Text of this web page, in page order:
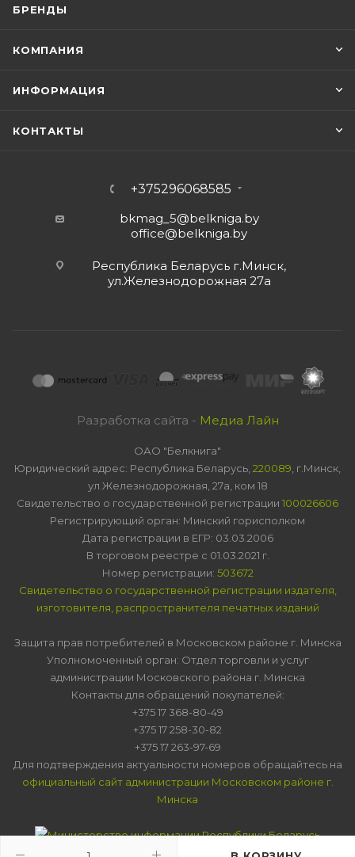
БРЕНДЫ
КОМПАНИЯ
ИНФОРМАЦИЯ
КОНТАКТЫ
+375296068585
bkmag_5@belkniga.by
office@belkniga.by
Республика Беларусь г.Минск,
ул.Железнодорожная 27а
Разработка сайта - Медиа Лайн
ОАО "Белкнига"
Юридический адрес: Республика Беларусь, 220089 , г.Минск,
ул.Железнодорожная, 27а, ком 18
Свидетельство о государственной регистрации 100026606
Регистрирующий орган: Минский горисполком
Дата регистрации в ЕГР: 03.03.2006
В торговом реестре с 01.03.2021 г.
Номер регистрации: 503672
Свидетельство о государственной регистрации издателя,
изготовителя, распространителя печатных изданий
Защита прав потребителей в Московском районе г. Минска
Уполномоченный орган: Отдел торговли и услуг
администрации Московского района г. Минска
Контакты для обращений покупателей:
+375 17 368-80-49
+375 17 258-30-82
+375 17 263-97-69
Для подтверждения актуальности номеров обращайтесь на
официальный сайт администрации Московском районе г.
Минска